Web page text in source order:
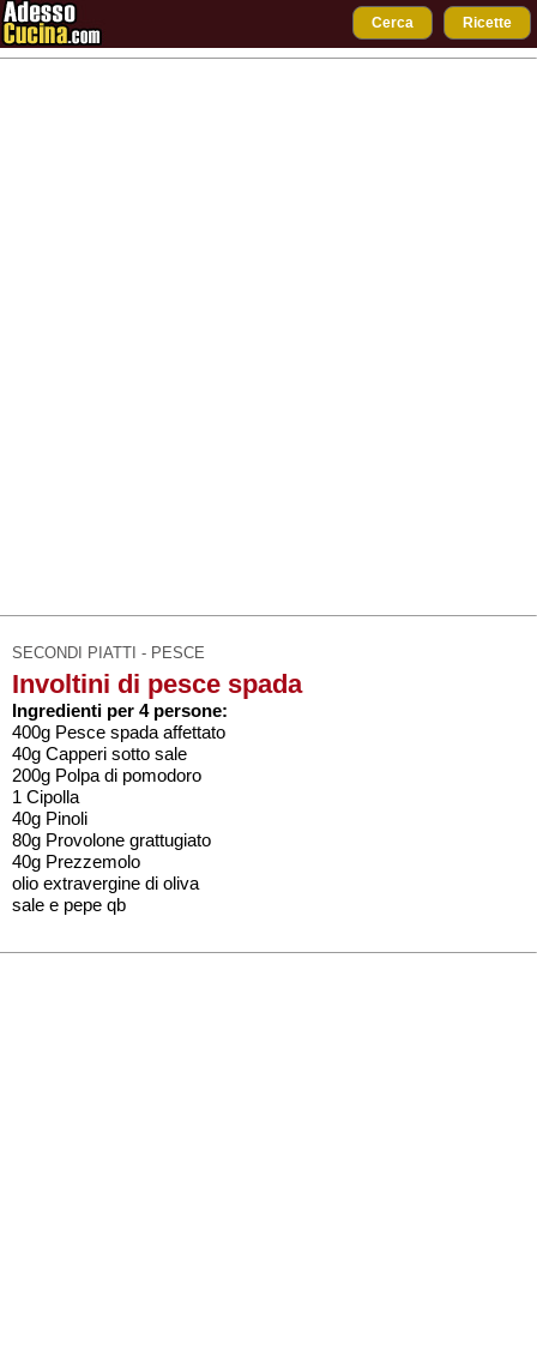
Cerca Ricette
SECONDI PIATTI - PESCE
Involtini di pesce spada
Ingredienti per 4 persone:
400g Pesce spada affettato
40g Capperi sotto sale
200g Polpa di pomodoro
1 Cipolla
40g Pinoli
80g Provolone grattugiato
40g Prezzemolo
olio extravergine di oliva
sale e pepe qb